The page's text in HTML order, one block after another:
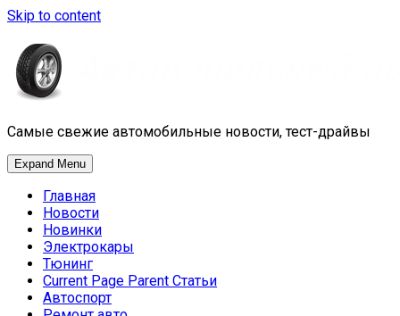
Skip to content
Самые свежие автомобильные новости, тест-драйвы
Expand Menu
Главная
Новости
Новинки
Электрокары
Тюнинг
Current Page Parent Статьи
Автоспорт